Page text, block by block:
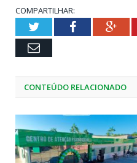
COMPARTILHAR:
TwitterFacebook
Email
CONTEÚDO RELACIONADO